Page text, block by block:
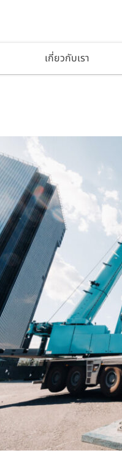
เกี่ยวกับเรา